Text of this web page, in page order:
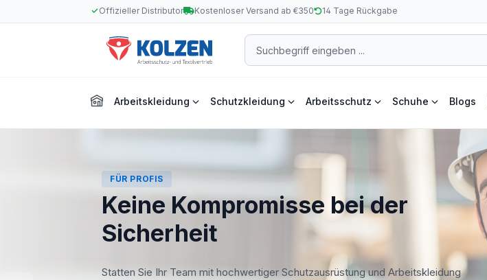
Hauptinhalt springen
Zur Suche springen
Zur Hauptnavigation springen
Offizieller Distributor Kostenloser Versand ab €350 14 Tage Rückgabe
Arbeitskleidung Schutzkleidung Arbeitsschutz Schuhe Blogs
FÜR PROFIS
Keine Kompromisse bei der
Sicherheit
Statten Sie Ihr Team mit hochwertiger Schutzausrüstung und Arbeitskleidung